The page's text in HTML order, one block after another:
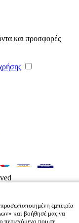
και προσφορές
εμπειρία
και βοήθησέ μας να
περιεχόμενο που σε